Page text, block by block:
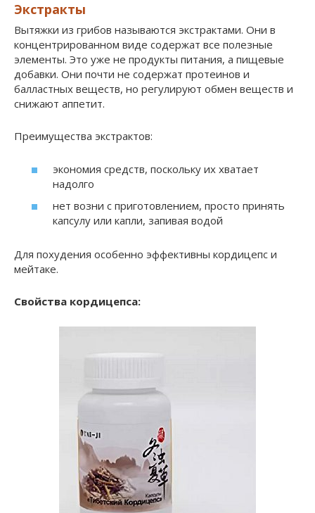
Экстракты
Вытяжки из грибов называются экстрактами. Они в
концентрированном виде содержат все полезные
элементы. Это уже не продукты питания, а пищевые
добавки. Они почти не содержат протеинов и
балластных веществ, но регулируют обмен веществ и
снижают аппетит.
Преимущества экстрактов:
экономия средств, поскольку их хватает
надолго
нет возни с приготовлением, просто принять
капсулу или капли, запивая водой
Для похудения особенно эффективны кордицепс и
мейтаке.
Свойства кордицепса: